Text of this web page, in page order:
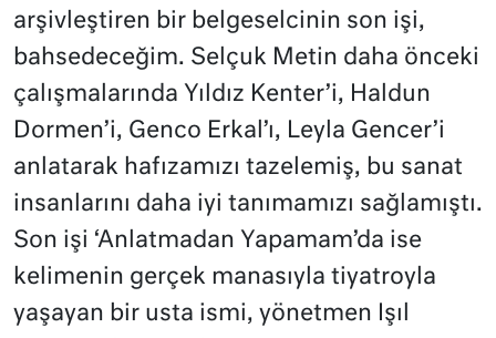
arşivleştiren bir belgeselcinin son işi,
bahsedeceğim. Selçuk Metin daha önceki
çalışmalarında Yıldız Kenter’i, Haldun
Dormen’i, Genco Erkal’ı, Leyla Gencer’i
anlatarak hafızamızı tazelemiş, bu sanat
insanlarını daha iyi tanımamızı sağlamıştı.
Son işi ‘Anlatmadan Yapamam’da ise
kelimenin gerçek manasıyla tiyatroyla
yaşayan bir usta ismi, yönetmen Işıl